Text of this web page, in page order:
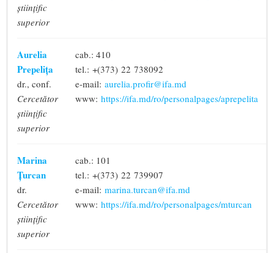
științific
superior
Aurelia
Prepelița
dr., conf.
Cercetător
științific
superior
cab.: 410
tel.: +(373) 22 738092
e-mail: aurelia.profir@ifa.md
www: https://ifa.md/ro/personalpages/aprepelita
Marina
Țurcan
dr.
Cercetător
științific
superior
cab.: 101
tel.: +(373) 22 739907
e-mail: marina.turcan@ifa.md
www: https://ifa.md/ro/personalpages/mturcan